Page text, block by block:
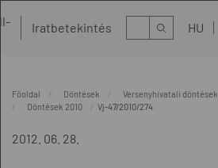
Iratbetekintés Kereső HU
Főoldal Döntések Versenyhivatali döntések
Döntések 2010
Vj-47/2010/274
2012. 06. 28.